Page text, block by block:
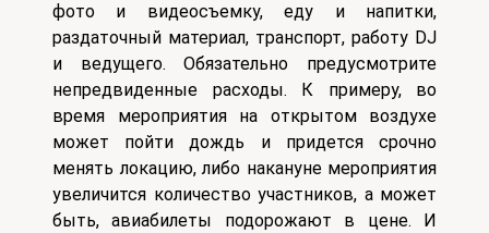
фото и видеосъемку, еду и напитки,
раздаточный материал, транспорт, работу DJ
и ведущего.Обязательно предусмотрите
непредвиденные расходы. К примеру, во
время мероприятия на открытом воздухе
может пойти дождь и придется срочно
менять локацию, либо накануне мероприятия
увеличится количество участников, а может
быть, авиабилеты подорожают в цене.
И